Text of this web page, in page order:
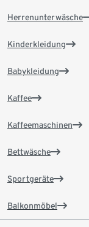
Herrenunterwäsche
Kinderkleidung
Babykleidung
Kaffee
Kaffeemaschinen
Bettwäsche
Sportgeräte
Balkonmöbel